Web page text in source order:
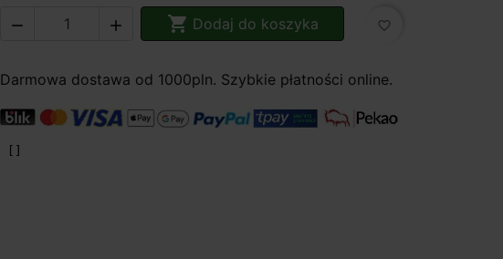
   Dodaj do koszyka favorite_border
Darmowa dostawa od 1000pln. Szybkie płatności online.